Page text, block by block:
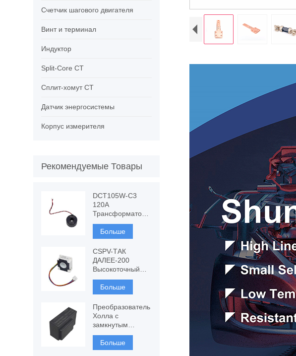
Счетчик шагового двигателя
Винт и терминал
Индуктор
Split-Core CT
Сплит-хомут CT
Датчик энергосистемы
Корпус измерителя
Рекомендуемые Товары
DCT105W-C3
120A
Трансформатор
тока с
устойчивостью к
постоянному
току, измерение
ТТ
Больше
CSPV-ТАК
ДАЛЕЕ-200
Высокоточный
преобразователь
тока,
компонентный
феррозонд
Больше
Преобразователь
Холла с
замкнутым
контуром CSPV-
УРА, измерение
переменного и
Больше